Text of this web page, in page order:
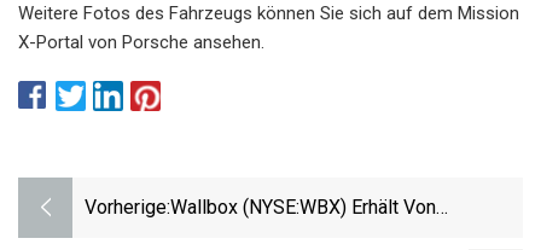
Weitere Fotos des Fahrzeugs können Sie sich auf dem Mission
X-Portal von Porsche ansehen.
Vorherige:Wallbox (NYSE:WBX) Erhält Von